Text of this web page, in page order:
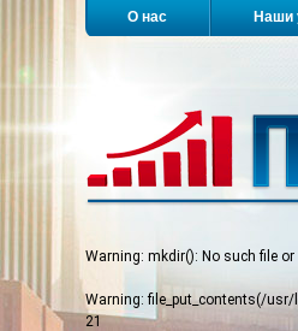
О нас Наши
Warning: mkdir(): No such file
Warning: file_put_contents(/
21